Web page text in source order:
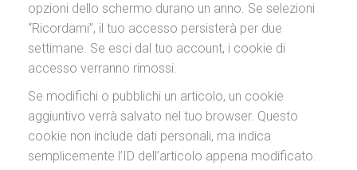
opzioni dello schermo durano un anno. Se selezioni
“Ricordami”, il tuo accesso persisterà per due
settimane. Se esci dal tuo account, i cookie di
accesso verranno rimossi.
Se modifichi o pubblichi un articolo, un cookie
aggiuntivo verrà salvato nel tuo browser. Questo
cookie non include dati personali, ma indica
semplicemente l’ID dell’articolo appena modificato.